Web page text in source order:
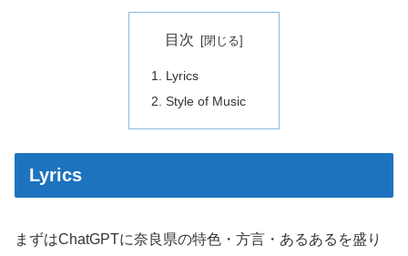
目次
Lyrics
Style of Music
Lyrics
まずはChatGPTに奈良県の特色・方言・あるあるを盛り